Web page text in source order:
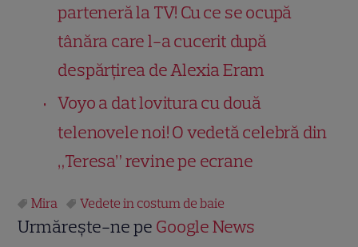
parteneră la TV! Cu ce se ocupă
tânăra care l-a cucerit după
despărțirea de Alexia Eram
Voyo a dat lovitura cu două
telenovele noi! O vedetă celebră din
„Teresa” revine pe ecrane
Mira Vedete in costum de baie
Urmărește-ne pe Google News